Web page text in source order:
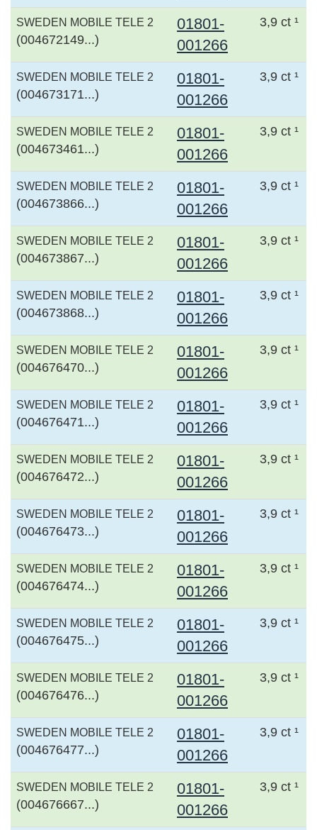
SWEDEN MOBILE TELE 2
(004672149...)
01801-
001266
3,9 ct ¹
SWEDEN MOBILE TELE 2
(004673171...)
01801-
001266
3,9 ct ¹
SWEDEN MOBILE TELE 2
(004673461...)
01801-
001266
3,9 ct ¹
SWEDEN MOBILE TELE 2
(004673866...)
01801-
001266
3,9 ct ¹
SWEDEN MOBILE TELE 2
(004673867...)
01801-
001266
3,9 ct ¹
SWEDEN MOBILE TELE 2
(004673868...)
01801-
001266
3,9 ct ¹
SWEDEN MOBILE TELE 2
(004676470...)
01801-
001266
3,9 ct ¹
SWEDEN MOBILE TELE 2
(004676471...)
01801-
001266
3,9 ct ¹
SWEDEN MOBILE TELE 2
(004676472...)
01801-
001266
3,9 ct ¹
SWEDEN MOBILE TELE 2
(004676473...)
01801-
001266
3,9 ct ¹
SWEDEN MOBILE TELE 2
(004676474...)
01801-
001266
3,9 ct ¹
SWEDEN MOBILE TELE 2
(004676475...)
01801-
001266
3,9 ct ¹
SWEDEN MOBILE TELE 2
(004676476...)
01801-
001266
3,9 ct ¹
SWEDEN MOBILE TELE 2
(004676477...)
01801-
001266
3,9 ct ¹
SWEDEN MOBILE TELE 2
(004676667...)
01801-
001266
3,9 ct ¹